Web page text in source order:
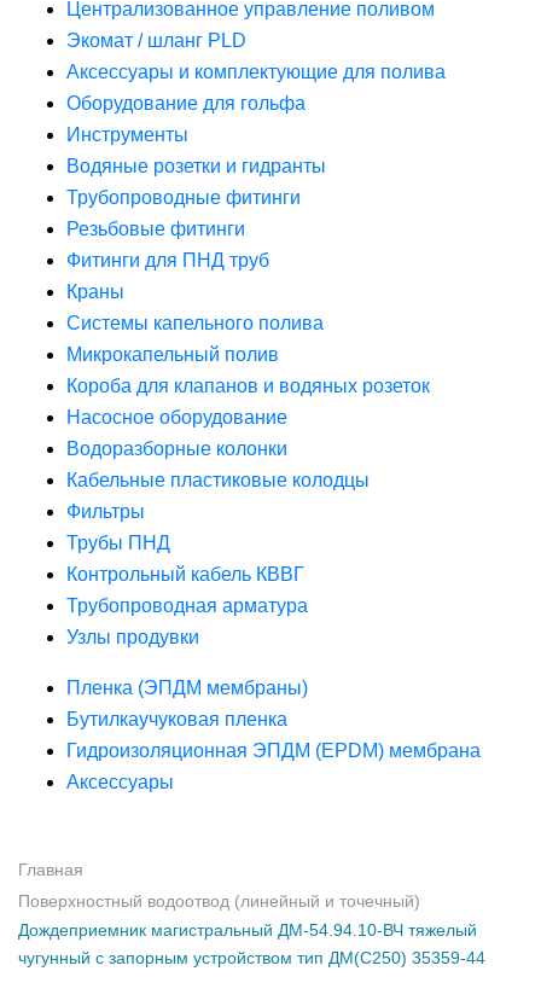
Централизованное управление поливом
Экомат / шланг PLD
Аксессуары и комплектующие для полива
Оборудование для гольфа
Инструменты
Водяные розетки и гидранты
Трубопроводные фитинги
Резьбовые фитинги
Фитинги для ПНД труб
Краны
Системы капельного полива
Микрокапельный полив
Короба для клапанов и водяных розеток
Насосное оборудование
Водоразборные колонки
Кабельные пластиковые колодцы
Фильтры
Трубы ПНД
Контрольный кабель КВВГ
Трубопроводная арматура
Узлы продувки
Пленка (ЭПДМ мембраны)
Бутилкаучуковая пленка
Гидроизоляционная ЭПДМ (EPDM) мембрана
Аксессуары
Главная
Поверхностный водоотвод (линейный и точечный)
Дождеприемник магистральный ДМ-54.94.10-ВЧ тяжелый
чугунный с запорным устройством тип ДМ(C250) 35359-44